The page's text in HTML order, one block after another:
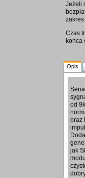
Jeżeli
Czas
końca
Opis
od
oraz
jak